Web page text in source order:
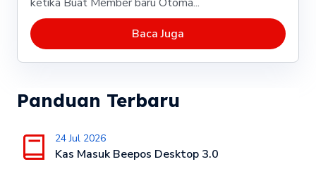
Baca Juga
Panduan Terbaru
24 Jul 2026
Kas Masuk Beepos Desktop 3.0